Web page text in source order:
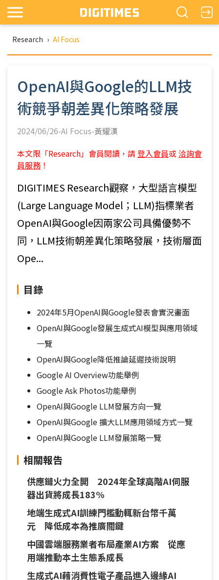
Research › AI Focus
OpenAI與Google的LLM技
術競爭朝差異化策略發展
2024/06/26-AI Focus-黃耀漢
本文限「Research」會員閱讀，請 登入會員或 洽詢會
員服務 ！
DIGITIMES Research觀察，大型語言模型
(Large Language Model；LLM)指標業者
OpenAI與Google因兩家公司具備優勢不
同，LLM技術朝差異化策略發展，技術層面
Ope...
目錄
2024年5月OpenAI與Google發表會實況畫面
OpenAI與Google發展生成式AI模型與應用領域
一覽
OpenAI與Google降低推論延遲技術說明
Google AI Overview功能舉例
Google Ask Photos功能舉例
OpenAI與Google LLM發展方向一覽
OpenAI與Google 擴大LLM應用領域方式一覽
OpenAI與Google LLM發展策略一覽
相關報告
供應鏈火力全開 2024年全球高階AI伺服
器出貨將成長183%
地端生成式AI訓練門檻動輒新台幣千萬
元 降低成本為推廣關鍵
中國雲端服務業者布局產業AI方案 從應
用端推動本土生態系成長
生成式AI藉消費性電子產品進入邊緣AI